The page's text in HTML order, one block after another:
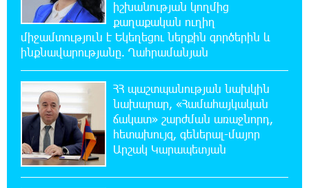
11:48:55 6-08-2026
«Չեմ վերադառնալու փաստաբանական
գործունեությանը»․ Արամ Վարդևանյան
11:43:15 6-08-2026
Հայաստանը կարիք ունի Ավետիք
Չալաբյանի նման խելացի, աշխատասեր և
զարգացած մարդու. Արմեն Մանվելյան
11:39:05 6-08-2026
իշխանության կողմից
քաղաքական ուղիղ
միջամտություն է Եկեղեցու ներքին գործերին և
ինքնավարությանը. Ղահրամանյան
ՀՀ պաշտպանության նախկին
նախարար, «Համահայկական
ճակատ» շարժման առաջնորդ,
հետախույզ, գեներալ-մայոր
Արշակ Կարապետյան